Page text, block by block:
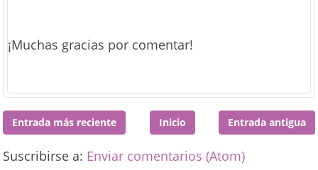
¡Muchas gracias por comentar!
Entrada más reciente Entrada antigua
Inicio
Suscribirse a: Enviar comentarios (Atom)